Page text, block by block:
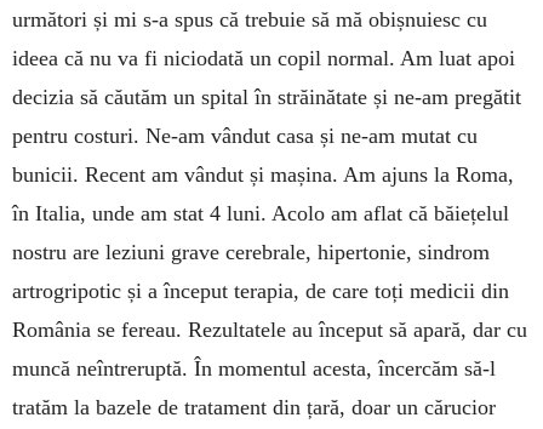
următori și mi s-a spus că trebuie să mă obiș­nuiesc cu
ideea că nu va fi nicio­dată un copil normal. Am luat apoi
decizia să căutăm un spital în străi­nătate și ne-am pregătit
pen­tru costuri. Ne-am vândut casa și ne-am mutat cu
bunicii. Recent am vân­dut și mașina. Am ajuns la Roma,
în Italia, unde am stat 4 luni. Acolo am aflat că băiețelul
nostru are leziuni grave cerebrale, hiper­tonie, sindrom
artrogripotic și a început te­rapia, de care toți medicii din
România se fereau. Re­zultatele au început să apară, dar cu
muncă neîn­treruptă. În momentul acesta, încercăm să-l
tratăm la bazele de tratament din țară, doar un căru­cior